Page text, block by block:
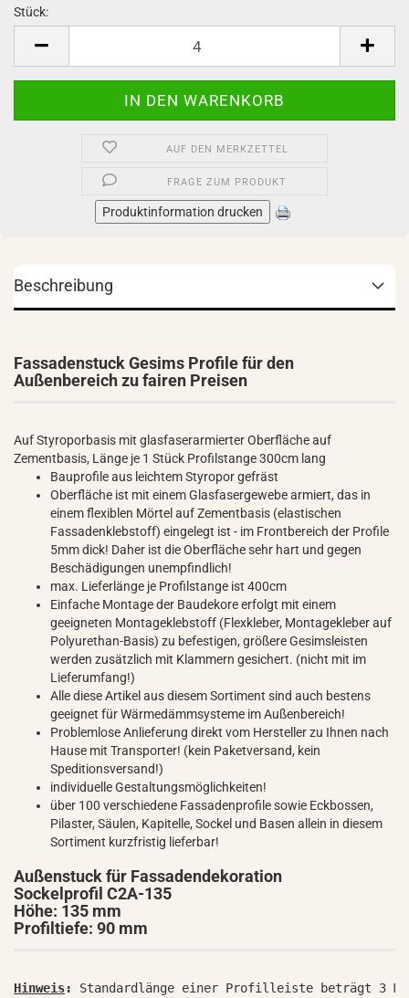
Stück:
AUF DEN MERKZETTEL
FRAGE ZUM PRODUKT
Produktinformation drucken
Beschreibung
Fassadenstuck Gesims Profile für den
Außenbereich zu fairen Preisen
Auf Styroporbasis mit glasfaserarmierter Oberfläche auf
Zementbasis, Länge je 1 Stück Profilstange 300cm lang
Bauprofile aus leichtem Styropor gefräst
Oberfläche ist mit einem Glasfasergewebe armiert, das in
einem flexiblen Mörtel auf Zementbasis (elastischen
Fassadenklebstoff) eingelegt ist - im Frontbereich der Profile
5mm dick! Daher ist die Oberfläche sehr hart und gegen
Beschädigungen unempfindlich!
max. Lieferlänge je Profilstange ist 400cm
Einfache Montage der Baudekore erfolgt mit einem
geeigneten Montageklebstoff (Flexkleber, Montagekleber auf
Polyurethan-Basis) zu befestigen, größere Gesimsleisten
werden zusätzlich mit Klammern gesichert. (nicht mit im
Lieferumfang!)
Alle diese Artikel aus diesem Sortiment sind auch bestens
geeignet für Wärmedämmsysteme im Außenbereich!
Problemlose Anlieferung direkt vom Hersteller zu Ihnen nach
Hause mit Transporter! (kein Paketversand, kein
Speditionsversand!)
individuelle Gestaltungsmöglichkeiten!
über 100 verschiedene Fassadenprofile sowie Eckbossen,
Pilaster, Säulen, Kapitelle, Sockel und Basen allein in diesem
Sortiment kurzfristig lieferbar!
Außenstuck für Fassadendekoration
Sockelprofil C2A-135
Höhe: 135 mm
Profiltiefe: 90 mm
Hinweis: Standardlänge einer Profilleiste beträgt 3